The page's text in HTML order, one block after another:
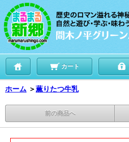
カート
ホーム ＞薫りたつ牛乳
前の商品へ